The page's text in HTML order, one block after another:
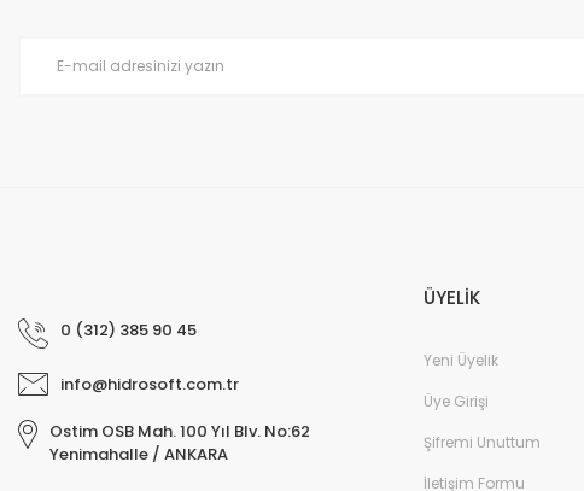
0 (312) 385 90 45
info@hidrosoft.com.tr
Ostim OSB Mah. 100 Yıl Blv. No:62
Yenimahalle / ANKARA
ÜYELİK
Yeni Üyelik
Üye Girişi
Şifremi Unuttum
İletişim Formu